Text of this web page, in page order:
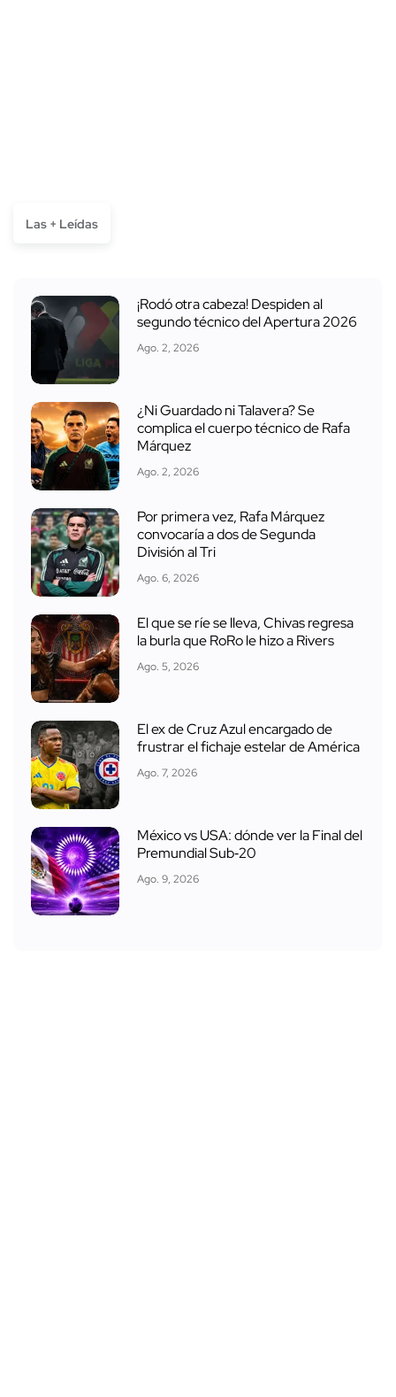
Las + Leídas
¡Rodó otra cabeza! Despiden al
segundo técnico del Apertura 2026
Ago. 2, 2026
¿Ni Guardado ni Talavera? Se
complica el cuerpo técnico de Rafa
Márquez
Ago. 2, 2026
Por primera vez, Rafa Márquez
convocaría a dos de Segunda
División al Tri
Ago. 6, 2026
El que se ríe se lleva, Chivas regresa
la burla que RoRo le hizo a Rivers
Ago. 5, 2026
El ex de Cruz Azul encargado de
frustrar el fichaje estelar de América
Ago. 7, 2026
México vs USA: dónde ver la Final del
Premundial Sub‑20
Ago. 9, 2026